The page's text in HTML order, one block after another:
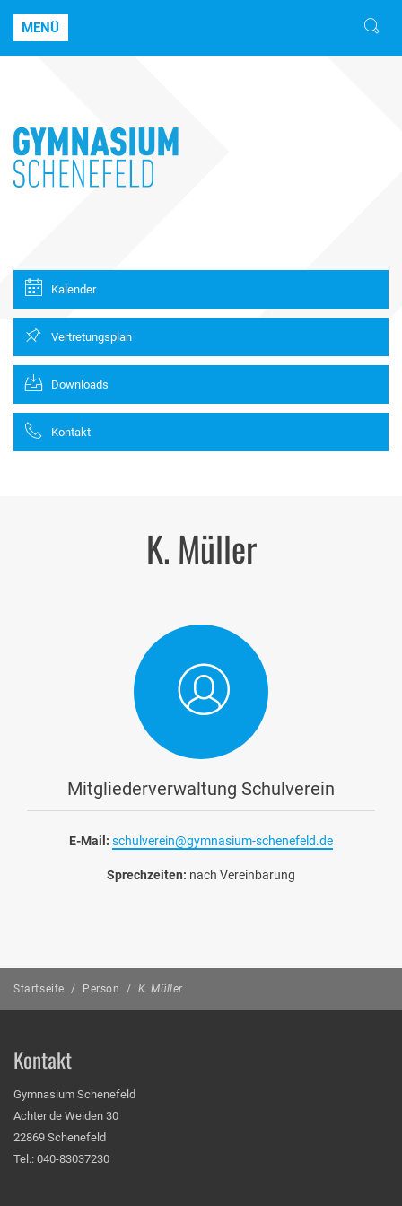
MENÜ
Kalender
Vertretungsplan
Downloads
Kontakt
K. Müller
Mitgliederverwaltung Schulverein
E-Mail: schulverein@gymnasium-schenefeld.de
Sprechzeiten: nach Vereinbarung
Startseite / Person / K. Müller
Kontakt
Gymnasium Schenefeld
Achter de Weiden 30
22869 Schenefeld
Tel.: 040-83037230